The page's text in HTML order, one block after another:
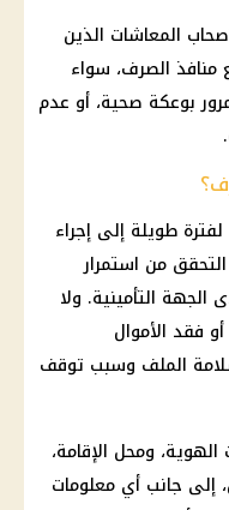
المعاشات الذين
الصرف، سواء
بوعكة صحية، أو عدم
طويلة إلى إجراء
من استمرار
التأمينية. ولا
فقد الأموال
الملف وسبب توقف
ومحل الإقامة،
جانب أي معلومات